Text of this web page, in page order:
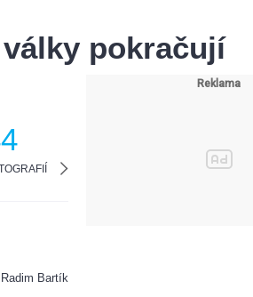
pokračují
Radim Bartík